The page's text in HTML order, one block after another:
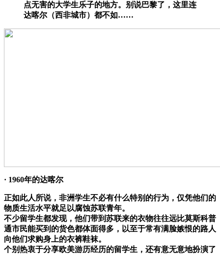
点无害的大学生乐子的地方。别说巴黎了，这里连
达喀尔（西非城市）都不如……
· 1960年的达喀尔
正如此人所说，非洲学生不必有什么特别的行为，仅凭他们的
物质生活水平就足以腐蚀苏联青年。
不少留学生都发现，他们带到苏联来的衣物往往远比莫斯科普
通市民能买到的货色都体面得多，以至于常有满脸嫉恨的路人
向他们求购身上的衣裤鞋袜。
个别热衷于分享欧美游历经历的留学生，还有意无意地扮演了